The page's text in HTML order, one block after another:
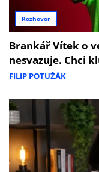
Rozhovor
Brankář Vítek o
nesvazuje. Chci
FILIP POTUŽÁK